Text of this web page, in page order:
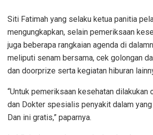
Siti Fatimah yang selaku ketua panitia
mengungkapkan, selain pemeriksaan
juga beberapa rangkaian agenda di
meliputi senam bersama, cek golongan
dan doorprize serta kegiatan hiburan
“Untuk pemeriksaan kesehatan dilakukan
dan Dokter spesialis penyakit dalam yang
Dan ini gratis,” paparnya.